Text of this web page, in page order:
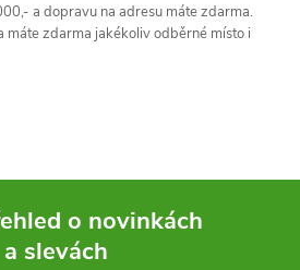
a dopravu na adresu máte zdarma.
máte zdarma jakékoliv odběrné místo i
o novinkách
a slevách